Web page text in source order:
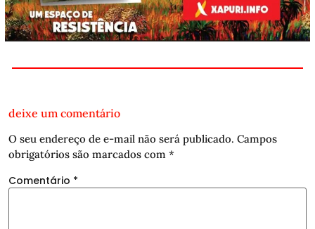
deixe um comentário
O seu endereço de e-mail não será publicado. Campos
obrigatórios são marcados com *
Comentário *